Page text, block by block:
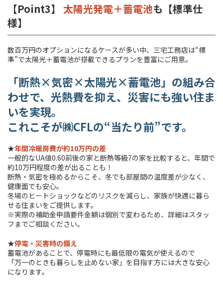
【Point3】 太陽光発電＋蓄電池も【標準仕
様】
数百万円のオプションになるケースが多い中、三宅工務店は“標
準”で太陽光＋蓄電池が搭載できるプランを豊富にご用意。
「断熱×気密×太陽光×蓄電池」の組み合
わせで、光熱費を抑え、災害にも強い住ま
いを実現。
これこそが㈱CFLの“当たり前”です。
★年間冷暖房費が約10万円の差
一般的なUA値0.60前後の家と断熱等級7の家を比較すると、年間で
約10万円程度の差が出ることも！
断熱・気密を極めるからこそ、冬でも部屋間の温度差が少なく、
健康面でも安心。
冬場のヒートショックなどのリスクを減らし、家族が快適に暮ら
せる住まいをご提供します。
※実際の補助金申請要件金額は個別で変わるため、詳細はスタッ
フまでご相談ください。
★停電・災害時の備え
蓄電池があることで、停電時にも最低限の電気が使えるので
「万一のときも暮らしを止めない家」を目指す方には大きな安心
になります。